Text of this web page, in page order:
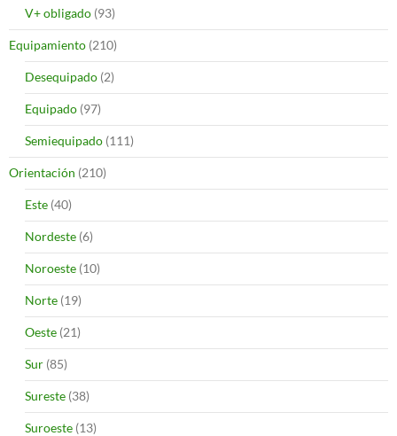
V+ obligado (93)
Equipamiento (210)
Desequipado (2)
Equipado (97)
Semiequipado (111)
Orientación (210)
Este (40)
Nordeste (6)
Noroeste (10)
Norte (19)
Oeste (21)
Sur (85)
Sureste (38)
Suroeste (13)